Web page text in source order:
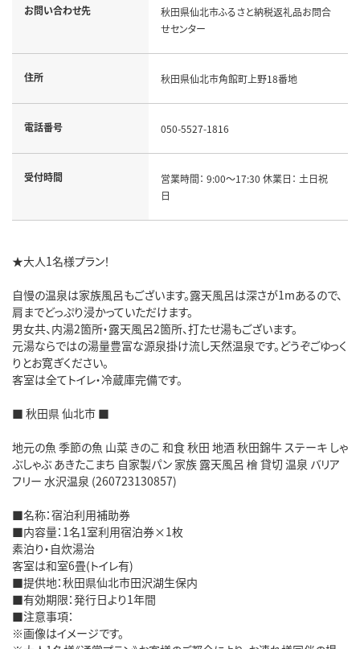
お問い合わせ先
秋田県仙北市ふるさと納税返礼品お問合
せセンター
住所 秋田県仙北市角館町上野18番地
電話番号 050-5527-1816
受付時間
営業時間： 9:00～17:30 休業日： 土日祝
日
★大人1名様プラン！
自慢の温泉は家族風呂もございます。露天風呂は深さが1mあるので、
肩までどっぷり浸かっていただけます。
男女共、内湯2箇所・露天風呂2箇所、打たせ湯もございます。
元湯ならではの湯量豊富な源泉掛け流し天然温泉です。どうぞごゆっく
りとお寛ぎください。
客室は全てトイレ・冷蔵庫完備です。
■ 秋田県 仙北市 ■
地元の魚 季節の魚 山菜 きのこ 和食 秋田 地酒 秋田錦牛 ステーキ しゃ
ぶしゃぶ あきたこまち 自家製パン 家族 露天風呂 檜 貸切 温泉 バリア
フリー 水沢温泉 (260723130857)
■名称：宿泊利用補助券
■内容量：1名1室利用宿泊券×1枚
素泊り・自炊湯治
客室は和室6畳(トイレ有)
■提供地：秋田県仙北市田沢湖生保内
■有効期限：発行日より1年間
■注意事項：
※画像はイメージです。